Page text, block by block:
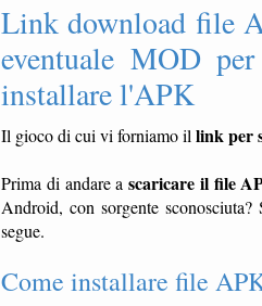
Link download file
eventuale MOD
installare l'APK
Il gioco di cui vi forniamo il link per
Prima di andare ascaricare il file
Android, con sorgente
segue.
Come installare file